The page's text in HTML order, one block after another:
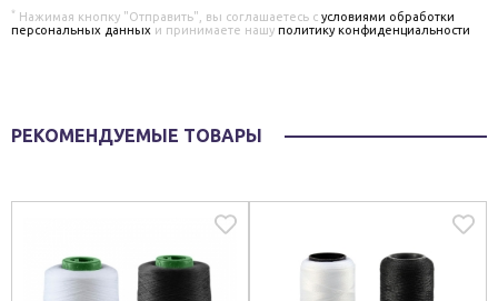
* Нажимая кнопку "Отправить", вы соглашаетесь с условиями обработки
персональных данных и принимаете нашу политику конфиденциальности
РЕКОМЕНДУЕМЫЕ ТОВАРЫ